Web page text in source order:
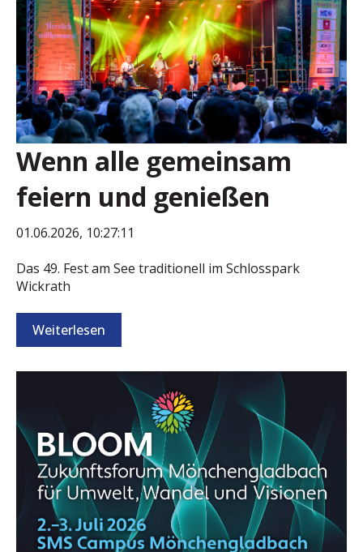
Wenn alle gemeinsam
feiern und genießen
01.06.2026, 10:27:11
Das 49. Fest am See traditionell im Schlosspark
Wickrath
Weiterlesen